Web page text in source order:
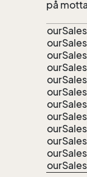
på